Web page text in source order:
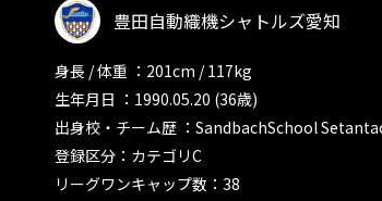
豊田自動織機シャトルズ愛知
身長 / 体重 ：201cm / 117kg
生年月日 ：1990.05.20 (36歳)
出身校・チーム歴 ：SandbachSchool
登録区分：カテゴリC
リーグワンキャップ数：38